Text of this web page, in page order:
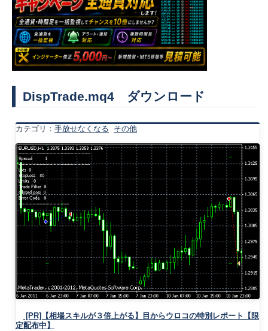
DispTrade.mq4 ダウンロード
カテゴリ： 手放せなくなる その他
[PR]【相場スキルが３倍上がる】目からウロコの特別レポート【限
定配布中】